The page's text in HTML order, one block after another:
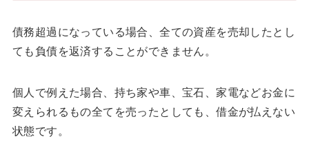
債務超過になっている場合、全ての資産を売却したとし
ても負債を返済することができません。
個人で例えた場合、持ち家や車、宝石、家電などお金に
変えられるもの全てを売ったとしても、借金が払えない
状態です。